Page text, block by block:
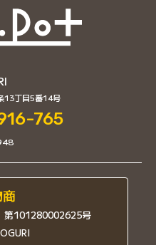
13丁目5番14号
765
第101280002625号